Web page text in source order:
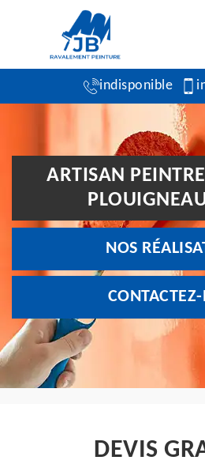
indisponible
ARTISAN
NOS
DEVIS